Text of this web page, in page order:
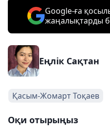
Google-ға
жаңалықтарды
Еңлік Сақтан
Қасым-Жомарт Тоқаев
Оқи отырыңыз